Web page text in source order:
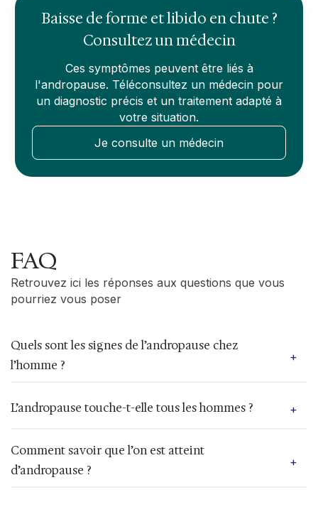
Baisse de forme et libido en chute ?
Consultez un médecin
Ces symptômes peuvent être liés à
l'andropause. Téléconsultez un médecin pour
un diagnostic précis et un traitement adapté à
votre situation.
Je consulte un médecin
FAQ
Retrouvez ici les réponses aux questions que vous
pourriez vous poser
Quels sont les signes de l’andropause chez
l’homme ?
+
Les principaux symptômes observés sont : une
diminution de la libido, de la densité osseuse et de
graisse corporelle et une baisse de la production
de testostérone.
L’andropause touche-t-elle tous les hommes ? +
Non. Tous les hommes n’ont pas l’andropause, et
pas au même âge.
Comment savoir que l’on est atteint
d’andropause ?
+